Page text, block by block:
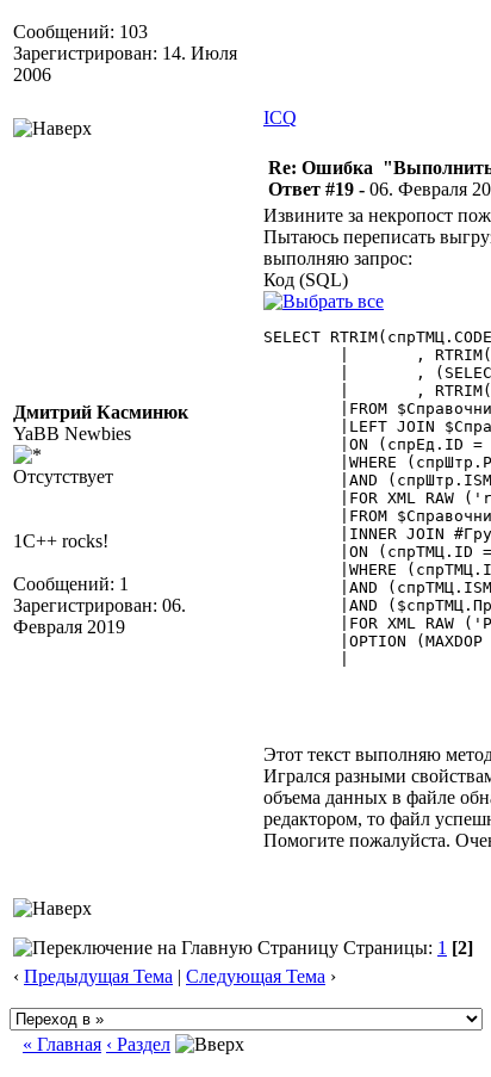
Сообщений: 103
Зарегистрирован: 14. Июля
2006
ICQ
Дмитрий Касминюк
YaBB Newbies
Отсутствует
1C++ rocks!
Сообщений: 1
Зарегистрирован: 06.
Февраля 2019
Re: Ошибка
Ответ #19 - 06. Февраля
Извините за некропост
Пытаюсь переписать
выполняю запрос:
Код (SQL)
SELECT
|OPTION (MAXDOP
Этот текст выполняю
Игрался разными
объема данных в файле
редактором, то файл
Помогите пожалуйста.
Страницы: 1 [2]
‹ Предыдущая Тема | Следующая Тема ›
« Главная ‹ Раздел